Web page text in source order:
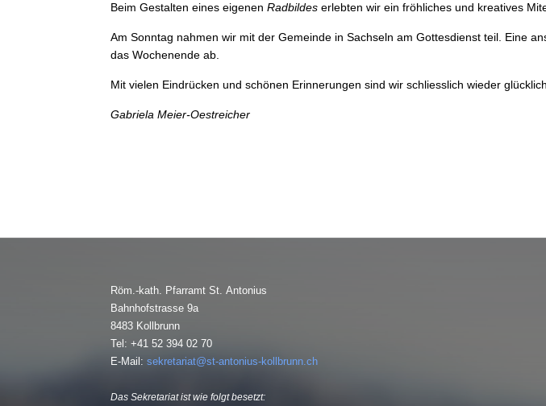
Beim Gestalten eines eigenen Radbildes erlebten wir ein fröhliches und kreatives
Am Sonntag nahmen wir mit der Gemeinde in Sachseln am Gottesdienst teil. Eine
das Wochenende ab.
Mit vielen Eindrücken und schönen Erinnerungen sind wir schliesslich wieder
Gabriela Meier-Oestreicher
Röm.-kath. Pfarramt St. Antonius
Bahnhofstrasse 9a
8483 Kollbrunn
Tel: +41 52 394 02 70
E-Mail: sekretariat@st-antonius-kollbrunn.ch
Das Sekretariat ist wie folgt besetzt: